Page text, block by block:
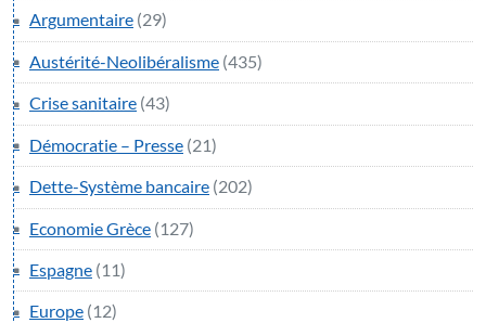
Argumentaire (29)
Austérité-Neolibéralisme (435)
Crise sanitaire (43)
Démocratie – Presse (21)
Dette-Système bancaire (202)
Economie Grèce (127)
Espagne (11)
Europe (12)